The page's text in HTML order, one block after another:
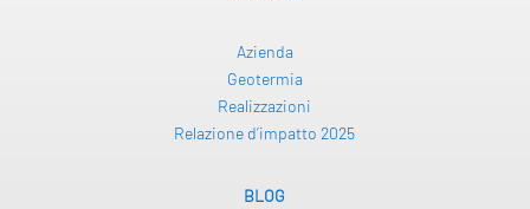
Azienda
Geotermia
Realizzazioni
Relazione d’impatto 2025
BLOG